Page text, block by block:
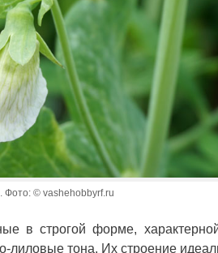
Фото: © vashehobbyrf.ru
в строгой форме,
лиловые тона. Их строение